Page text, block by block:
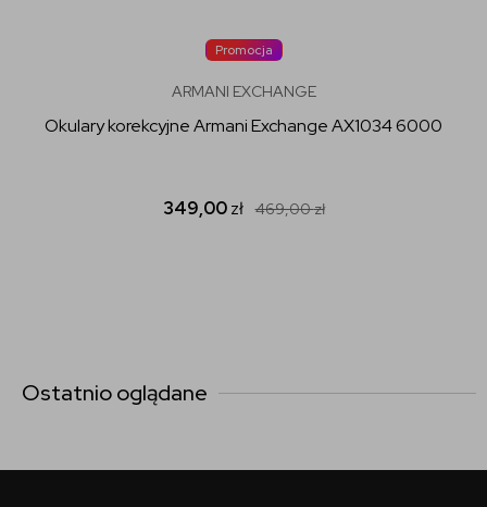
Promocja
ARMANI EXCHANGE
Okulary korekcyjne Armani Exchange AX1034 6000
349,00zł 469,00zł
Ostatnio oglądane